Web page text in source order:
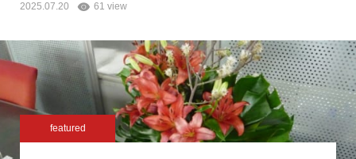
2025.07.20 61 view
featured